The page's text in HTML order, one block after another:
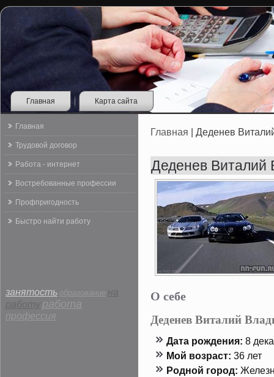
Главная Карта сайта
Главная
Трудовой договор
Работа - интернет
Востребованные профессии
Профпригодность
Быстро найти работу
занятость образование на
работу работа
профессия
Главная | Деденев
Деденев Виталий
О себе
Деденев Виталий
Дата рοждения: 8
Мой возраст: 36 лет
Родной горοд: